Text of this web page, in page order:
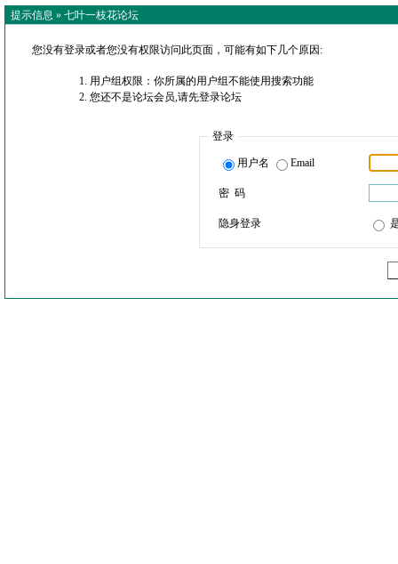
提示信息 » 七叶一枝花论坛
您没有登录或者您没有权限访问此页面，可能有如下几个原因:
用户组权限：你所属的用户组不能使用搜索功能
您还不是论坛会员,请先登录论坛
登录
用户名 Email
密 码
隐身登录